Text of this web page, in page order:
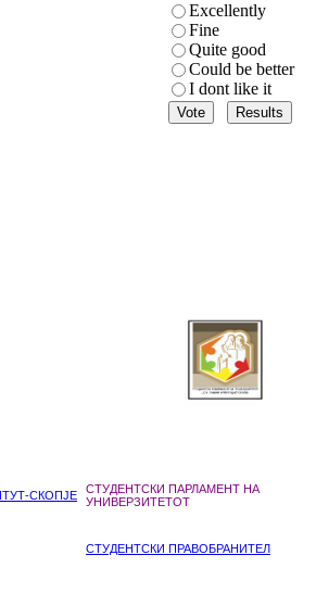
Excellently
Fine
Quite good
Could be better
I dont like it
СКОПЈЕ
СТУДЕНТСКИ ПАРЛАМЕНТ НА
УНИВЕРЗИТЕТОТ
СТУДЕНТСКИ ПРАВОБРАНИТЕЛ